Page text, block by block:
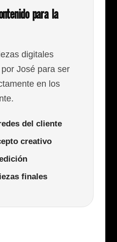
para la
digitales
José para ser
en los
del cliente
creativo
finales